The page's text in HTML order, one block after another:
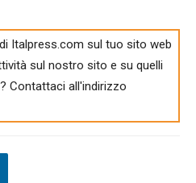
Italpress.com sul tuo sito web
sul nostro sito e su quelli
Contattaci all'indirizzo